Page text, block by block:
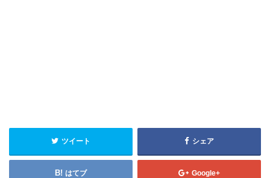
ツイート シェア
はてブ Google+